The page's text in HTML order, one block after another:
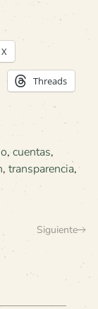
X
Threads
, cuentas,
, transparencia,
Siguiente